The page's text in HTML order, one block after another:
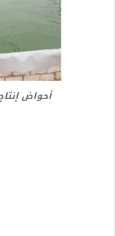
أحواض